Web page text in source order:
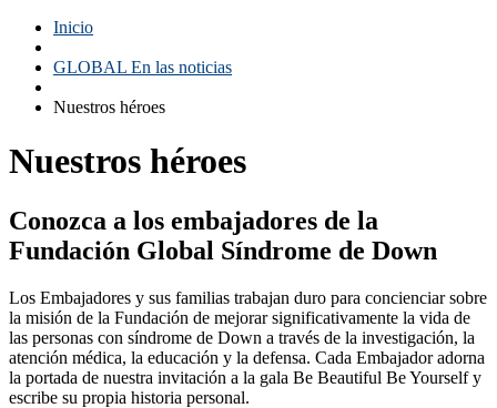
Inicio
GLOBAL En las noticias
Nuestros héroes
Nuestros héroes
Conozca a los embajadores de la
Fundación Global Síndrome de Down
Los Embajadores y sus familias trabajan duro para concienciar sobre
la misión de la Fundación de mejorar significativamente la vida de
las personas con síndrome de Down a través de la investigación, la
atención médica, la educación y la defensa. Cada Embajador adorna
la portada de nuestra invitación a la gala Be Beautiful Be Yourself y
escribe su propia historia personal.